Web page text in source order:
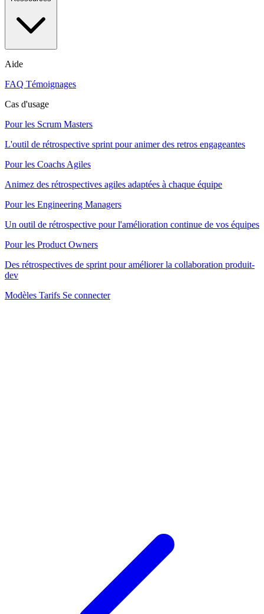
Aide
FAQ Témoignages
Cas d'usage
Pour les Scrum Masters
L'outil de rétrospective sprint pour animer des retros engageantes
Pour les Coachs Agiles
Animez des rétrospectives agiles adaptées à chaque équipe
Pour les Engineering Managers
Un outil de rétrospective pour l'amélioration continue de vos équipes
Pour les Product Owners
Des rétrospectives de sprint pour améliorer la collaboration produit-
dev
Modèles Tarifs Se connecter